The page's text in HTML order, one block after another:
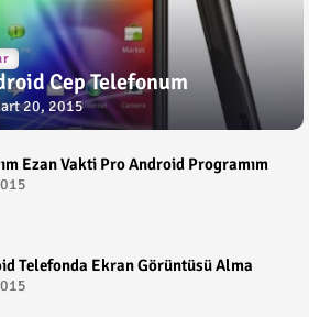
Cep Telefonum
20, 2015
Ezan Vakti Pro Android Programım
Telefonda Ekran Görüntüsü Alma